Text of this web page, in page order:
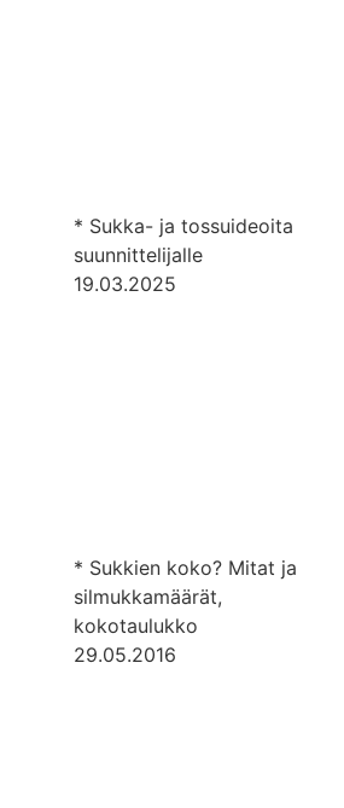
* Sukka- ja tossuideoita
suunnittelijalle
19.03.2025
* Sukkien koko? Mitat ja
silmukkamäärät,
kokotaulukko
29.05.2016